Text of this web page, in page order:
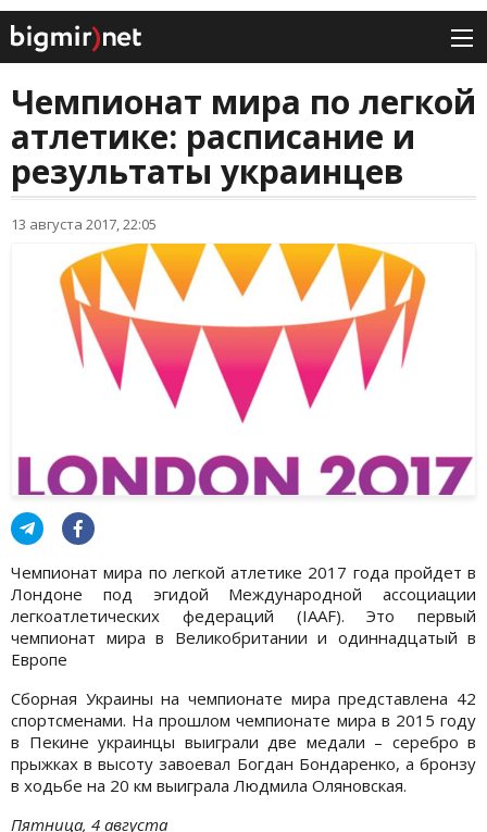
Чемпионат мира по легкой
атлетике: расписание и
результаты украинцев
13 августа 2017, 22:05
Чемпионат мира по легкой атлетике 2017 года пройдет в
Лондоне под эгидой Международной ассоциации
легкоатлетических федераций (IAAF). Это первый
чемпионат мира в Великобритании и одиннадцатый в
Европе
Сборная Украины на чемпионате мира представлена 42
спортсменами. На прошлом чемпионате мира в 2015 году
в Пекине украинцы выиграли две медали – серебро в
прыжках в высоту завоевал Богдан Бондаренко, а бронзу
в ходьбе на 20 км выиграла Людмила Оляновская.
Пятница, 4 августа